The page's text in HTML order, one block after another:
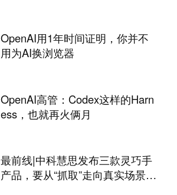
OpenAI用1年时间证明，你并不
用为AI换浏览器
OpenAI高管：Codex这样的Harn
ess，也就再火俩月
最前线|中科慧思发布三款灵巧手
产品，要从“抓取”走向真实场景作